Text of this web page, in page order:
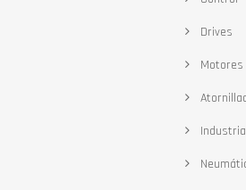
Drives
Motores